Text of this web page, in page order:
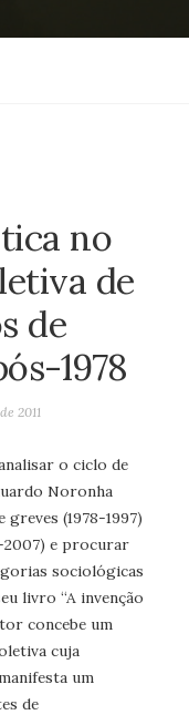
no
de
de
1978
2011
o ciclo de
Noronha
(1978-1997)
2007) e procurar
sociológicas
livro “A invenção
concebe um
cuja
um
de